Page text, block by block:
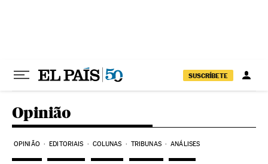
SUSCRÍBETE
Opinião
OPINIÃO EDITORIAIS COLUNAS TRIBUNAS ANÁLISES